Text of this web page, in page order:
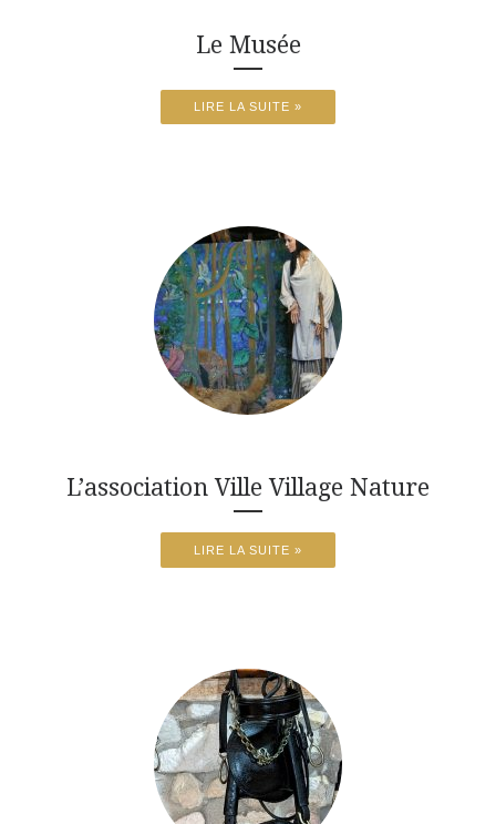
Le Musée
LIRE LA SUITE »
L’association Ville Village Nature
LIRE LA SUITE »